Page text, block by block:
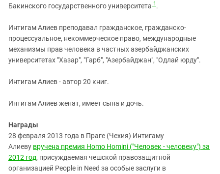
Бакинского государственного университета 1 .
Интигам Алиев преподавал гражданское, гражданско-
процессуальное, некоммерческое право, международные
механизмы прав человека в частных азербайджанских
университетах "Хазар", "Гарб", "Азербайджан", "Одлай юрду".
Интигам Алиев - автор 20 книг.
Интигам Алиев женат, имеет сына и дочь.
Награды
28 февраля 2013 года в Праге (Чехия) Интигаму
Алиеву вручена премия Homo Homini ("Человек - человеку") за
2012 год, присуждаемая чешской правозащитной
организацией People in Need за особые заслуги в